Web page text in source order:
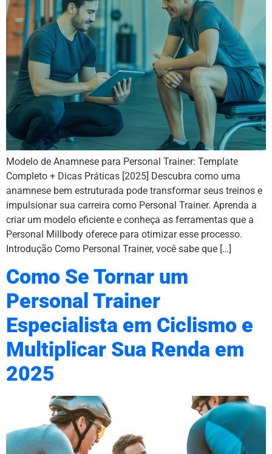
Modelo de Anamnese para Personal Trainer: Template
Completo + Dicas Práticas [2025] Descubra como uma
anamnese bem estruturada pode transformar seus treinos e
impulsionar sua carreira como Personal Trainer. Aprenda a
criar um modelo eficiente e conheça as ferramentas que a
Personal Millbody oferece para otimizar esse processo.
Introdução Como Personal Trainer, você sabe que […]
Como Se Tornar um
Personal Trainer
Especialista em Ciclismo e
Multiplicar Sua Renda em
2025